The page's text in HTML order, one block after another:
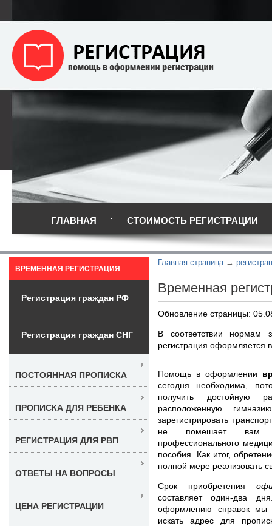
ГЛАВНАЯ СТОИМОСТЬ РЕГИСТРАЦИИ
Главная страница
Временная
Обновление страницы:
В соответствии нормам
регистрация оформляется
Помощь в оформлении
сегодня необходима,
получить достойную
расположенную
зарегистрировать
не помешает вам
профессионального
пособия. Как итог,
полной мере реализовать
Срок приобретения
составляет один-два
оформлению справок
искать адрес для
ВРЕМЕННАЯ РЕГИСТРАЦИЯ
Регистрация граждан РФ
Регистрация граждан СНГ
ПОСТОЯННАЯ ПРОПИСКА
ПРОПИСКА ДЛЯ РЕБЕНКА
РЕГИСТРАЦИЯ ДЛЯ РВП
ОТВЕТЫ НА ВОПРОСЫ
ЦЕНА РЕГИСТРАЦИИ